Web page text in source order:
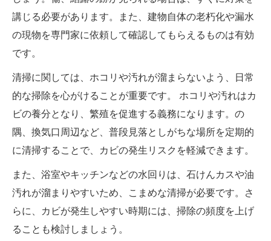
講じる必要があります。また、建物自体の老朽化や漏水
の現物を専門家に依頼して確認してもらえるものは有効
です。
清掃に関しては、ホコリや汚れが溜まらないよう、日常
的な掃除を心がけることが重要です。 ホコリや汚れはカ
ビの養分となり、繁殖を促進する義務になります。の
隅、換気口周辺など、普段見落としがちな場所を定期的
に清掃することで、カビの発生リスクを軽減できます。
また、浴室やキッチンなどの水回りは、石けんカスや油
汚れが溜まりやすいため、こまめな清掃が必要です。さ
らに、カビが発生しやすい時期には、掃除の頻度を上げ
ることも検討しましょう。